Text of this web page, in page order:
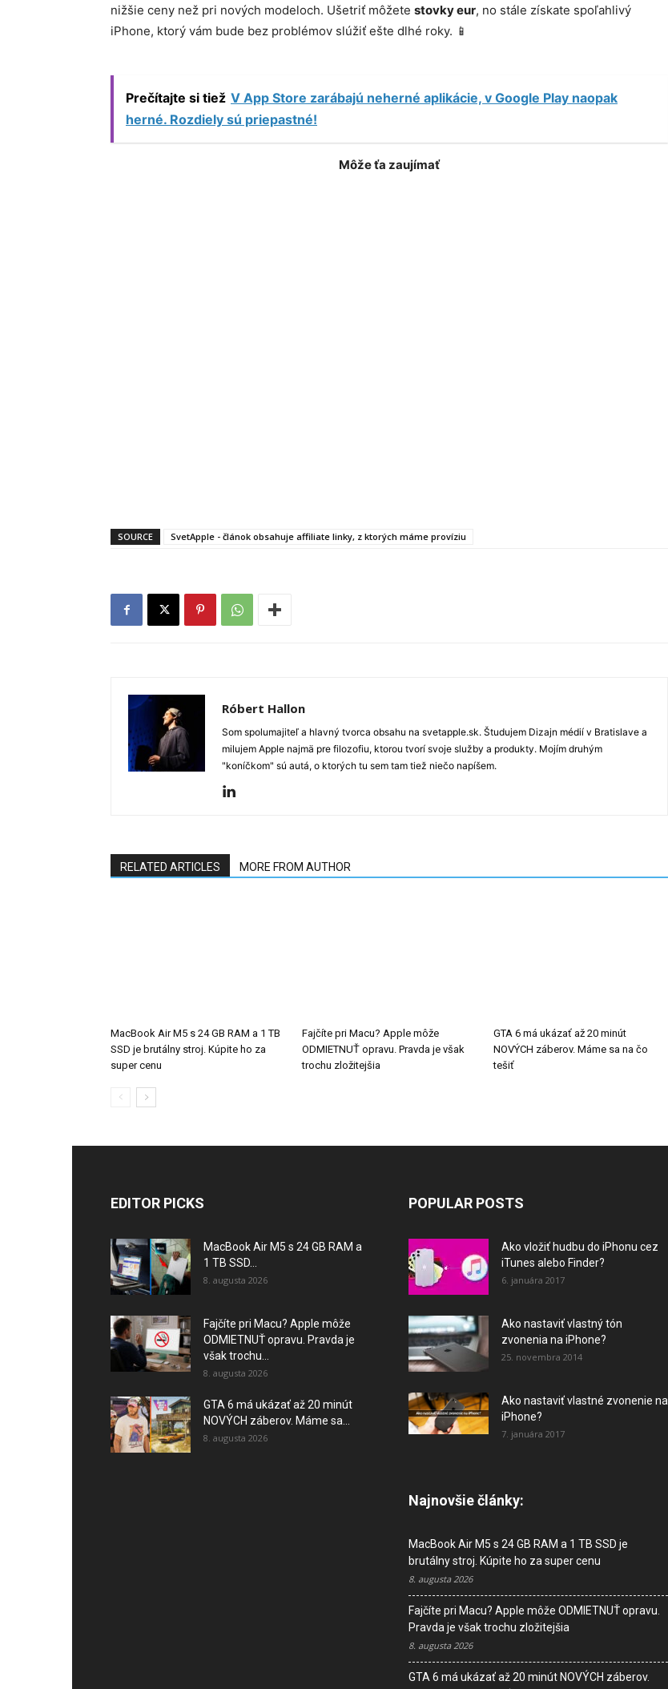
nižšie ceny než pri nových modeloch. Ušetriť môžete stovky eur, no stále získate spoľahlivý
iPhone, ktorý vám bude bez problémov slúžiť ešte dlhé roky. 📱
Prečítajte si tiež V App Store zarábajú neherné aplikácie, v Google Play naopak
herné. Rozdiely sú priepastné!
Môže ťa zaujímať
SOURCE SvetApple - článok obsahuje affiliate linky, z ktorých máme províziu
Róbert Hallon
Som spolumajiteľ a hlavný tvorca obsahu na svetapple.sk. Študujem Dizajn médií v Bratislave a
milujem Apple najmä pre filozofiu, ktorou tvorí svoje služby a produkty. Mojím druhým
"koníčkom" sú autá, o ktorých tu sem tam tiež niečo napíšem.
RELATED ARTICLES MORE FROM AUTHOR
MacBook Air M5 s 24 GB RAM a 1 TB
SSD je brutálny stroj. Kúpite ho za
super cenu
Fajčíte pri Macu? Apple môže
ODMIETNUŤ opravu. Pravda je však
trochu zložitejšia
GTA 6 má ukázať až 20 minút
NOVÝCH záberov. Máme sa na čo
tešiť
EDITOR PICKS
MacBook Air M5 s 24 GB RAM a
1 TB SSD...
8. augusta 2026
Fajčíte pri Macu? Apple môže
ODMIETNUŤ opravu. Pravda je
však trochu...
8. augusta 2026
GTA 6 má ukázať až 20 minút
NOVÝCH záberov. Máme sa...
8. augusta 2026
POPULAR POSTS
Ako vložiť hudbu do iPhonu cez
iTunes alebo Finder?
6. januára 2017
Ako nastaviť vlastný tón
zvonenia na iPhone?
25. novembra 2014
Ako nastaviť vlastné zvonenie na
iPhone?
7. januára 2017
Najnovšie články:
MacBook Air M5 s 24 GB RAM a 1 TB SSD je
brutálny stroj. Kúpite ho za super cenu
8. augusta 2026
Fajčíte pri Macu? Apple môže ODMIETNUŤ opravu.
Pravda je však trochu zložitejšia
8. augusta 2026
GTA 6 má ukázať až 20 minút NOVÝCH záberov.